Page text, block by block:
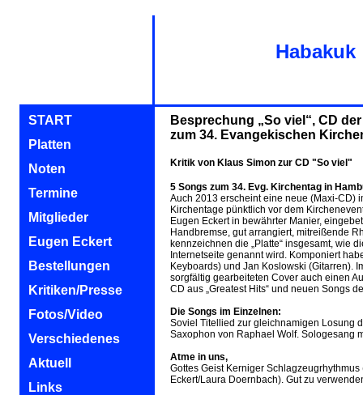
Habakuk
Besprechung „So viel“, CD
zum 34. Evangekischen
Kritik von Klaus Simon zur CD "So viel"
5 Songs zum 34. Evg. Kirchentag in
Auch 2013 erscheint eine neue (Maxi-CD)
Kirchentage pünktlich vor dem
Eugen Eckert in bewährter Manier,
Handbremse, gut arrangiert, mitreißende
kennzeichnen die „Platte“ insgesamt, wie
Internetseite genannt wird. Komponiert
Keyboards) und Jan Koslowski (Gitarren).
sorgfältig gearbeiteten Cover auch einen
CD aus „Greatest Hits“ und neuen Songs
Die Songs im Einzelnen:
Soviel Titellied zur gleichnamigen Losung
Saxophon von Raphael Wolf. Sologesang
Atme in uns,
Gottes Geist Kerniger
Eckert/Laura Doernbach). Gut zu
START
Platten
Termine
Noten
Eugen Eckert
Bestellungen
Mitglieder
Kritiken/Presse
Fotos/Video
Verschiedenes
Aktuell
Links